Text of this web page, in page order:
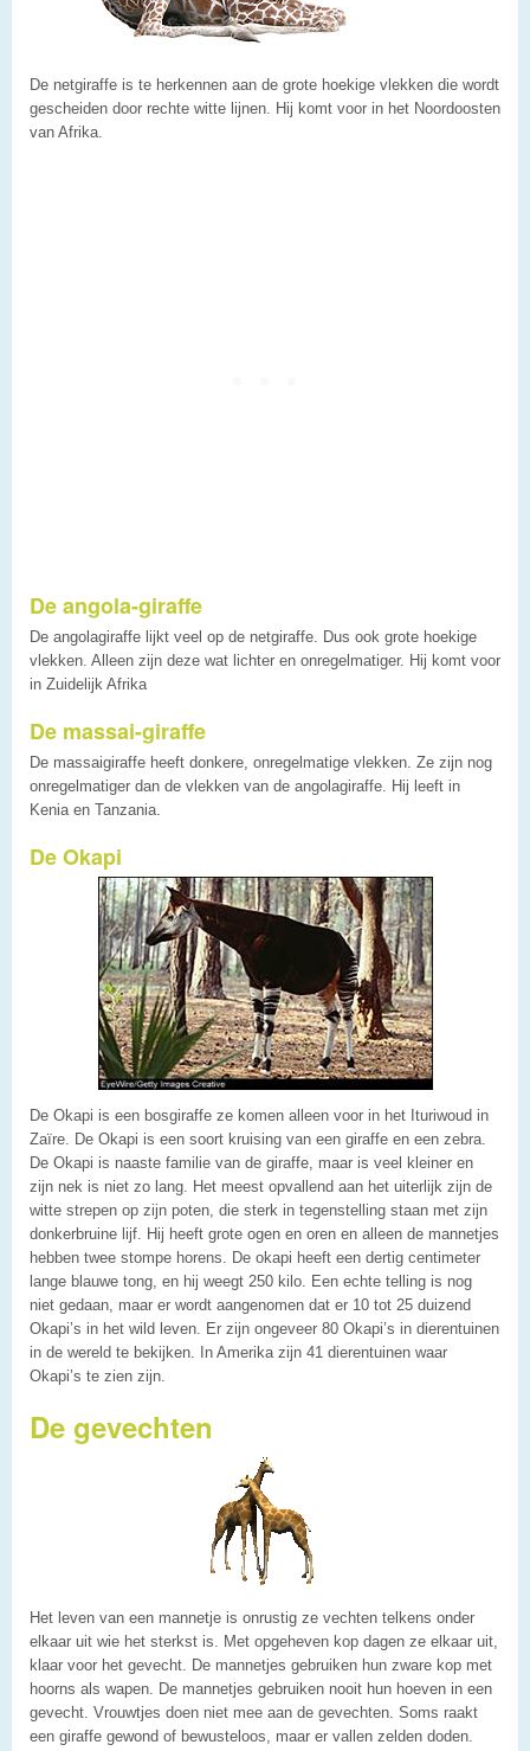
De netgiraffe is te herkennen aan de grote hoekige vlekken die wordt
gescheiden door rechte witte lijnen. Hij komt voor in het Noordoosten
van Afrika.
De angola-giraffe
De angolagiraffe lijkt veel op de netgiraffe. Dus ook grote hoekige
vlekken. Alleen zijn deze wat lichter en onregelmatiger. Hij komt voor
in Zuidelijk Afrika
De massai-giraffe
De massaigiraffe heeft donkere, onregelmatige vlekken. Ze zijn nog
onregelmatiger dan de vlekken van de angolagiraffe. Hij leeft in
Kenia en Tanzania.
De Okapi
De Okapi is een bosgiraffe ze komen alleen voor in het Ituriwoud in
Zaïre. De Okapi is een soort kruising van een giraffe en een zebra.
De Okapi is naaste familie van de giraffe, maar is veel kleiner en
zijn nek is niet zo lang. Het meest opvallend aan het uiterlijk zijn de
witte strepen op zijn poten, die sterk in tegenstelling staan met zijn
donkerbruine lijf. Hij heeft grote ogen en oren en alleen de mannetjes
hebben twee stompe horens. De okapi heeft een dertig centimeter
lange blauwe tong, en hij weegt 250 kilo. Een echte telling is nog
niet gedaan, maar er wordt aangenomen dat er 10 tot 25 duizend
Okapi’s in het wild leven. Er zijn ongeveer 80 Okapi’s in dierentuinen
in de wereld te bekijken. In Amerika zijn 41 dierentuinen waar
Okapi’s te zien zijn.
De gevechten
Het leven van een mannetje is onrustig ze vechten telkens onder
elkaar uit wie het sterkst is. Met opgeheven kop dagen ze elkaar uit,
klaar voor het gevecht. De mannetjes gebruiken hun zware kop met
hoorns als wapen. De mannetjes gebruiken nooit hun hoeven in een
gevecht. Vrouwtjes doen niet mee aan de gevechten. Soms raakt
een giraffe gewond of bewusteloos, maar er vallen zelden doden.